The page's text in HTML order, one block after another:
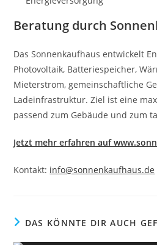
Beratung durch
Das Sonnenkaufhaus entwickelt
Photovoltaik, Batteriespeicher,
Mieterstrom, gemeinschaftliche
Ladeinfrastruktur. Ziel ist eine
passend zum Gebäude und zum
Jetzt mehr erfahren auf
Kontakt: info@sonnenkaufhaus.de
DAS KÖNNTE DIR AUCH